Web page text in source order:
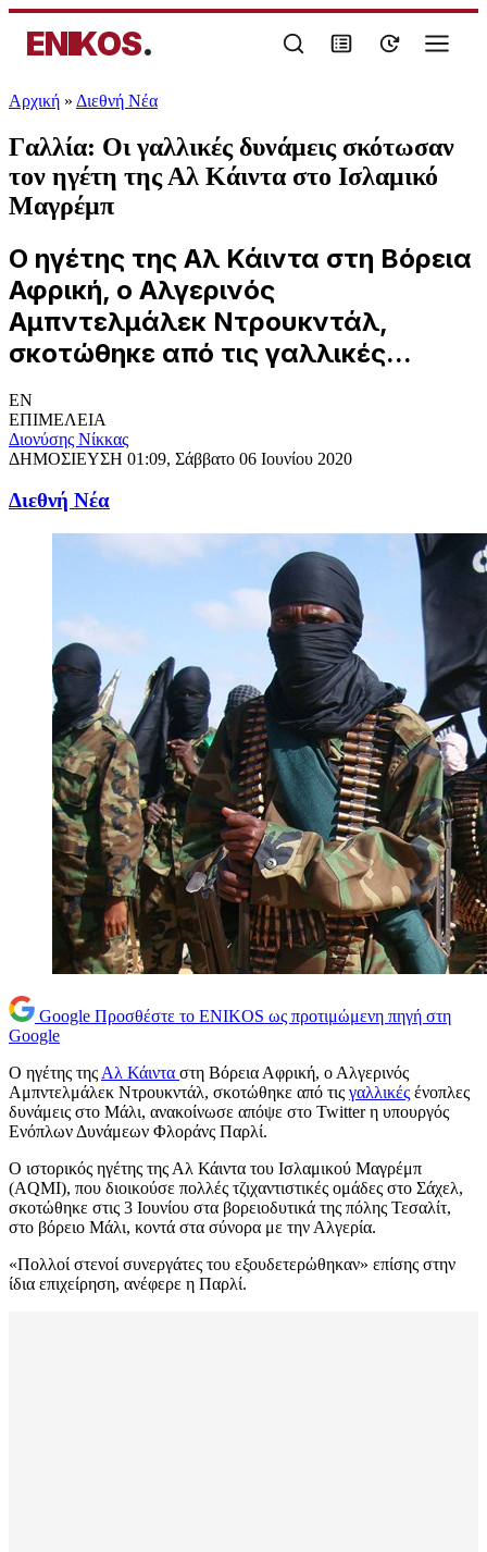
ENIKOS.
Αρχική » Διεθνή Νέα
Γαλλία: Οι γαλλικές δυνάμεις σκότωσαν
τον ηγέτη της Αλ Κάιντα στο Ισλαμικό
Μαγρέμπ
Ο ηγέτης της Αλ Κάιντα στη Βόρεια
Αφρική, ο Αλγερινός
Αμπντελμάλεκ Ντρουκντάλ,
σκοτώθηκε από τις γαλλικές...
EN
ΕΠΙΜΕΛΕΙΑ
Διονύσης Νίκκας
ΔΗΜΟΣΙΕΥΣΗ 01:09, Σάββατο 06 Ιουνίου 2020
Διεθνή Νέα
Google Προσθέστε το ENIKOS ως προτιμώμενη πηγή στη
Google
Ο ηγέτης της Αλ Κάιντα στη Βόρεια Αφρική, ο Αλγερινός
Αμπντελμάλεκ Ντρουκντάλ, σκοτώθηκε από τις γαλλικές ένοπλες
δυνάμεις στο Μάλι, ανακοίνωσε απόψε στο Twitter η υπουργός
Ενόπλων Δυνάμεων Φλοράνς Παρλί.
Ο ιστορικός ηγέτης της Αλ Κάιντα του Ισλαμικού Μαγρέμπ
(AQMI), που διοικούσε πολλές τζιχαντιστικές ομάδες στο Σάχελ,
σκοτώθηκε στις 3 Ιουνίου στα βορειοδυτικά της πόλης Τεσαλίτ,
στο βόρειο Μάλι, κοντά στα σύνορα με την Αλγερία.
«Πολλοί στενοί συνεργάτες του εξουδετερώθηκαν» επίσης στην
ίδια επιχείρηση, ανέφερε η Παρλί.